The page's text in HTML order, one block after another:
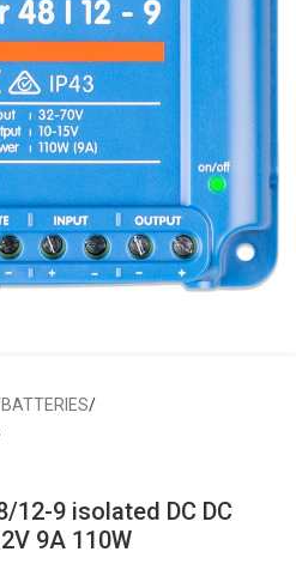
BATTERIES/
12-9 isolated DC DC
9A 110W